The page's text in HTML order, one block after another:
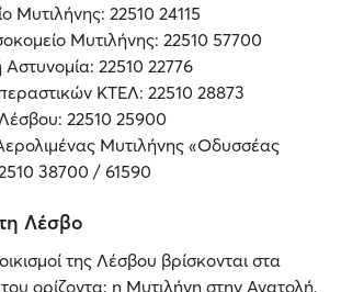
Mυτιλήνης: 22510 24115
Mυτιλήνης: 22510 57700
Aστυνομία: 22510 22776
ΚΤΕΛ: 22510 28873
22510 25900
Μυτιλήνης «Οδυσσέας
38700 / 61590
Λέσβο
της Λέσβου βρίσκονται στα
ορίζοντα: η Μυτιλήνη στην Ανατολή,